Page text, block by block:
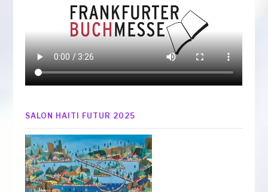
SALON HAITI FUTUR 2025